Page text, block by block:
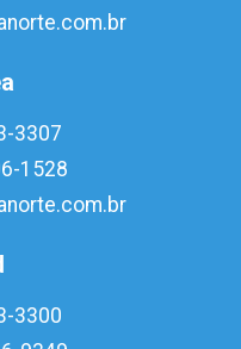
3307
1528
3300